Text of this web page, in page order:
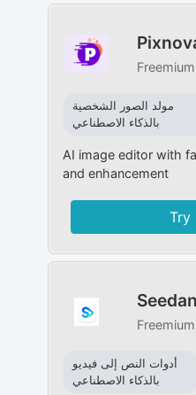
Freemium
مولد الصور الشخصية
بالذكاء الاصطناعي
AI image editor with
and enhancement
Try
Freemium
أدوات النص إلى فيديو
بالذكاء الاصطناعي